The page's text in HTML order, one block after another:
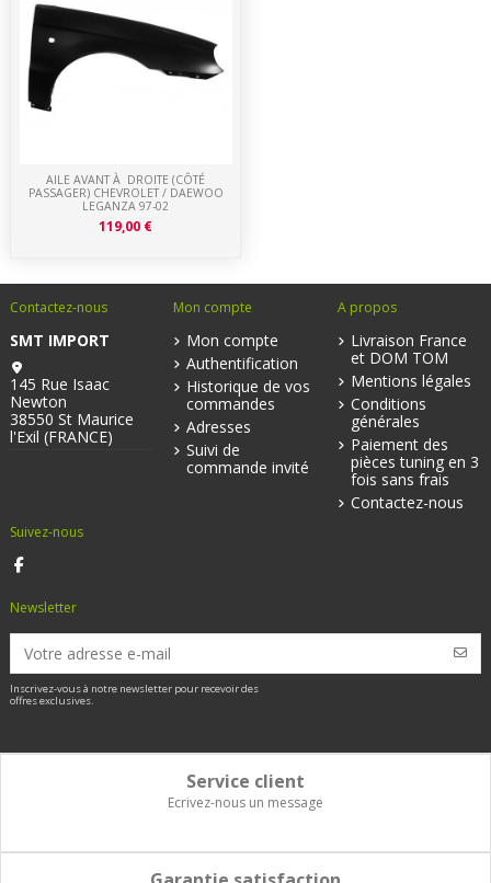
AILE AVANT À DROITE (CÔTÉ
PASSAGER) CHEVROLET / DAEWOO
LEGANZA 97-02
119,00 €
Contactez-nous
SMT IMPORT
145 Rue Isaac
Newton
38550 St Maurice
l'Exil (FRANCE)
Mon compte
Mon compte
Authentification
Historique de vos
commandes
Adresses
Suivi de
commande invité
A propos
Livraison France
et DOM TOM
Mentions légales
Conditions
générales
Paiement des
pièces tuning en 3
fois sans frais
Contactez-nous
Suivez-nous
Newsletter
Inscrivez-vous à notre newsletter pour recevoir des
offres exclusives.
Service client
Ecrivez-nous un message